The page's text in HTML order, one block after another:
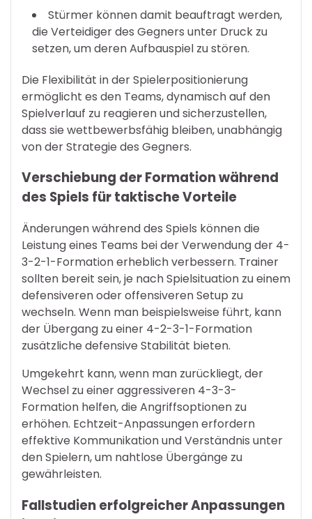
Stürmer können damit beauftragt werden,
die Verteidiger des Gegners unter Druck zu
setzen, um deren Aufbauspiel zu stören.
Die Flexibilität in der Spielerpositionierung
ermöglicht es den Teams, dynamisch auf den
Spielverlauf zu reagieren und sicherzustellen,
dass sie wettbewerbsfähig bleiben, unabhängig
von der Strategie des Gegners.
Verschiebung der Formation während
des Spiels für taktische Vorteile
Änderungen während des Spiels können die
Leistung eines Teams bei der Verwendung der 4-
3-2-1-Formation erheblich verbessern. Trainer
sollten bereit sein, je nach Spielsituation zu einem
defensiveren oder offensiveren Setup zu
wechseln. Wenn man beispielsweise führt, kann
der Übergang zu einer 4-2-3-1-Formation
zusätzliche defensive Stabilität bieten.
Umgekehrt kann, wenn man zurückliegt, der
Wechsel zu einer aggressiveren 4-3-3-
Formation helfen, die Angriffsoptionen zu
erhöhen. Echtzeit-Anpassungen erfordern
effektive Kommunikation und Verständnis unter
den Spielern, um nahtlose Übergänge zu
gewährleisten.
Fallstudien erfolgreicher Anpassungen